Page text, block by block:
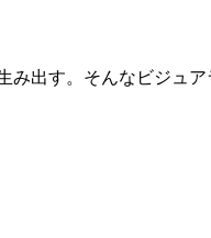
出す。そんなビジュ